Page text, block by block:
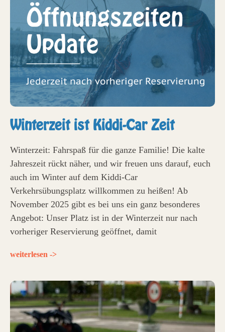
Winterzeit ist Kiddi-Car Zeit
Winterzeit: Fahrspaß für die ganze Familie! Die kalte
Jahreszeit rückt näher, und wir freuen uns darauf, euch
auch im Winter auf dem Kiddi-Car
Verkehrsübungsplatz willkommen zu heißen! Ab
November 2025 gibt es bei uns ein ganz besonderes
Angebot: Unser Platz ist in der Winterzeit nur nach
vorheriger Reservierung geöffnet, damit
weiterlesen ->